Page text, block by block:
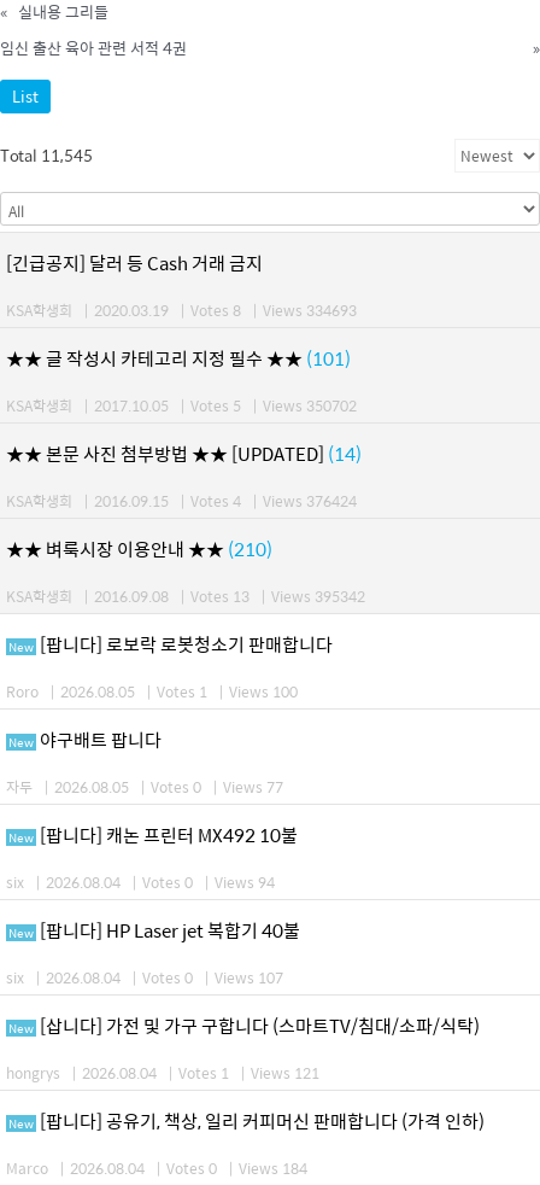
« 실내용 그리들
임신 출산 육아 관련 서적 4권
»
List
Total 11,545
[긴급공지] 달러 등 Cash 거래 금지
KSA학생회 | 2020.03.19 | Votes 8 | Views 334693
★★ 글 작성시 카테고리 지정 필수 ★★ (101)
KSA학생회 | 2017.10.05 | Votes 5 | Views 350702
★★ 본문 사진 첨부방법 ★★ [UPDATED] (14)
KSA학생회 | 2016.09.15 | Votes 4 | Views 376424
★★ 벼룩시장 이용안내 ★★ (210)
KSA학생회 | 2016.09.08 | Votes 13 | Views 395342
New [팝니다] 로보락 로봇청소기 판매합니다
Roro | 2026.08.05 | Votes 1 | Views 100
New 야구배트 팝니다
자두 | 2026.08.05 | Votes 0 | Views 77
New [팝니다] 캐논 프린터 MX492 10불
six | 2026.08.04 | Votes 0 | Views 94
New [팝니다] HP Laser jet 복합기 40불
six | 2026.08.04 | Votes 0 | Views 107
New [삽니다] 가전 및 가구 구합니다 (스마트TV/침대/소파/식탁)
hongrys | 2026.08.04 | Votes 1 | Views 121
New [팝니다] 공유기, 책상, 일리 커피머신 판매합니다 (가격 인하)
Marco | 2026.08.04 | Votes 0 | Views 184